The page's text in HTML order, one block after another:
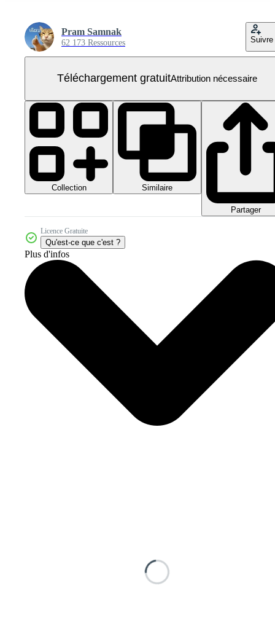
Pram Samnak
62 173 Ressources Suivre
Téléchargement gratuitAttribution nécessaire
Collection Similaire
Partager
Licence Gratuite
Qu'est-ce que c'est ?
Plus d'infos